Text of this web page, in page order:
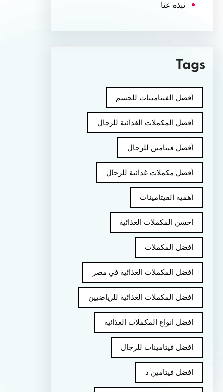
نبذه عنا
Tags
أفضل الفيتامينات للجسم
أفضل المكملات الغذائية للرجال
أفضل فيتامين للرجال
أفضل مكملات غذائية للرجال
أهمية الفيتامينات
احسن المكملات الغذائية
افضل المكملات
افضل المكملات الغذائية في مصر
افضل المكملات الغذائية للرياضيين
افضل انواع المكملات الغذائيه
افضل فيتامينات للرجال
افضل فيتامين د